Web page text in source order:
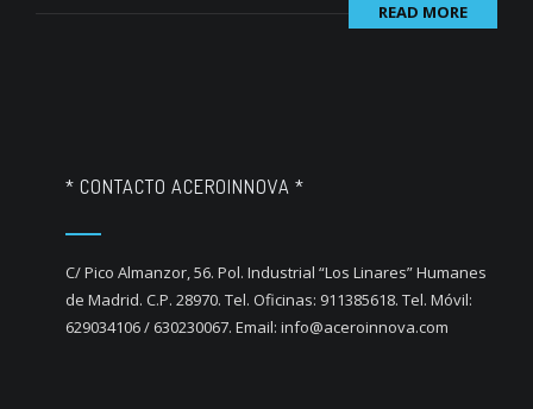
READ MORE
* CONTACTO ACEROINNOVA *
C/ Pico Almanzor, 56. Pol. Industrial “Los Linares” Humanes
de Madrid. C.P. 28970. Tel. Oficinas: 911385618. Tel. Móvil:
629034106 / 630230067. Email: info@aceroinnova.com